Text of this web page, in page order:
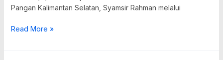
Pangan Kalimantan Selatan, Syamsir Rahman melalui
Read More »